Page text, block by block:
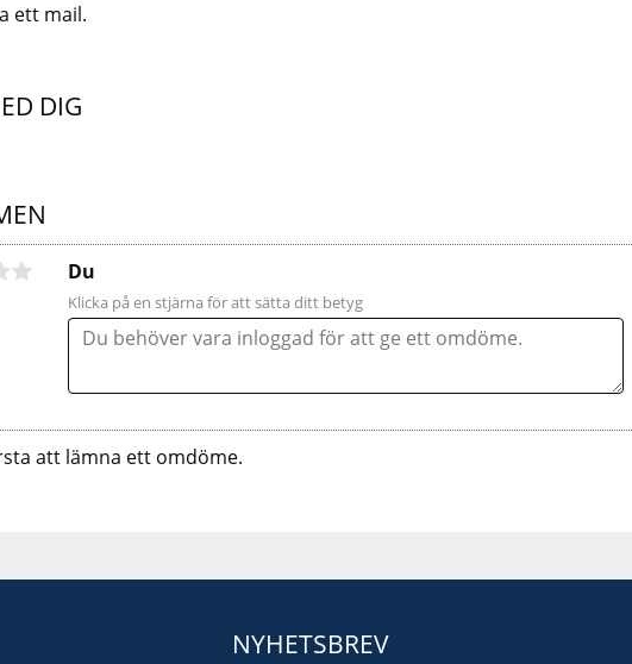
ett mail.
DIG
Du
Klicka på en stjärna för att sätta ditt betyg
att lämna ett omdöme.
NYHETSBREV